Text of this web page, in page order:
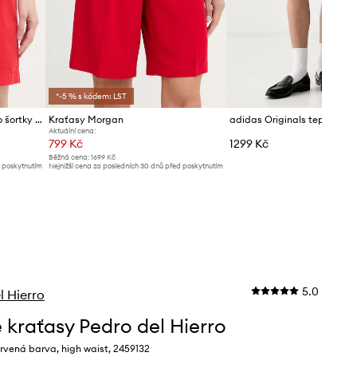
Tommy Hilfiger dámské chino šortky s bavlnou
poskytnutím
*-5 % s kódem: LST
Kraťasy Morgan
Aktuální cena:
799 Kč
Běžná cena:1699 Kč
Nejnižší cena za posledních 30 dnů před poskytnutím
1299 Kč
Hierro 5.0
kraťasy Pedro del Hierro
barva, high waist, 2459132